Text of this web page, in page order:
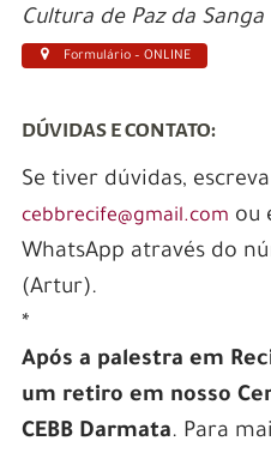
Cultura de Paz da Sanga
Formulário – ONLINE
DÚVIDAS E CONTATO:
Se tiver dúvidas,
cebbrecife@gmail.com ou
WhatsApp através do
(Artur).
*
Após a palestra em
um retiro em nosso
CEBB Darmata. Para